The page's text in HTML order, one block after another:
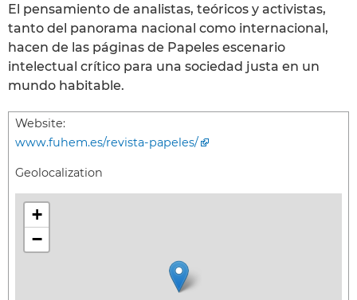
El pensamiento de analistas, teóricos y activistas,
tanto del panorama nacional como internacional,
hacen de las páginas de Papeles escenario
intelectual crítico para una sociedad justa en un
mundo habitable.
Website:
www.fuhem.es/revista-papeles/
Geolocalization
+
−